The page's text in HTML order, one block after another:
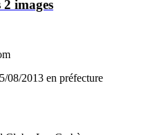
2 images
08/2013 en préfecture